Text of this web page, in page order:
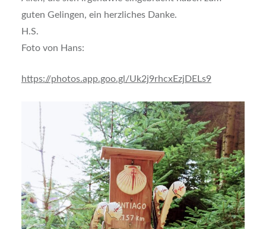
guten Gelingen, ein herzliches Danke.
H.S.
Foto von Hans:
https://photos.app.goo.gl/Uk2j9rhcxEzjDELs9